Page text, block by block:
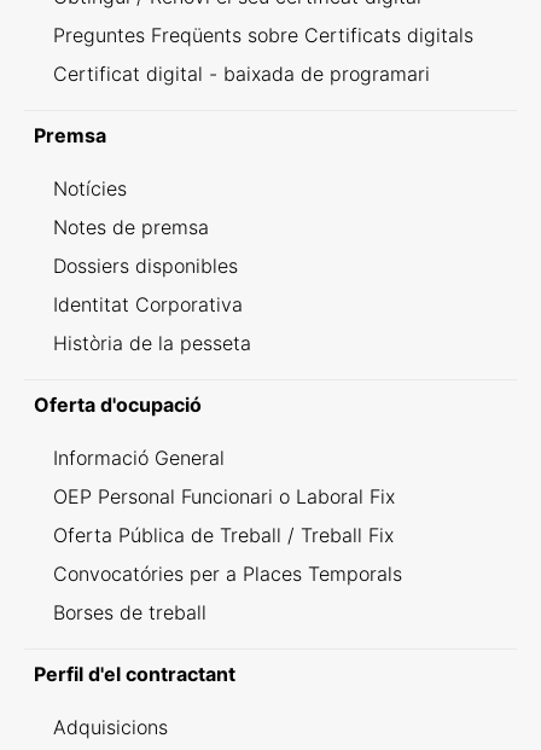
Preguntes Freqüents sobre Certificats digitals
Certificat digital - baixada de programari
Premsa
Notícies
Notes de premsa
Dossiers disponibles
Identitat Corporativa
Història de la pesseta
Oferta d'ocupació
Informació General
OEP Personal Funcionari o Laboral Fix
Oferta Pública de Treball / Treball Fix
Convocatóries per a Places Temporals
Borses de treball
Perfil d'el contractant
Adquisicions